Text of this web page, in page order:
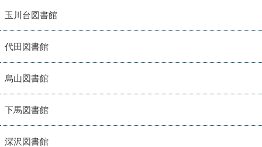
玉川台図書館
代田図書館
烏山図書館
下馬図書館
深沢図書館